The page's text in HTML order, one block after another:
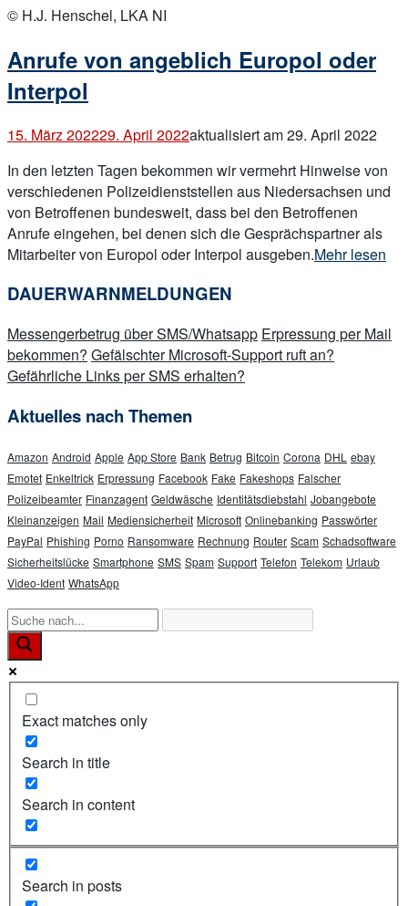
post
© H.J. Henschel, LKA NI
Anrufe von angeblich Europol oder
Interpol
15. März 202229. April 2022aktualisiert am 29. April 2022
In den letzten Tagen bekommen wir vermehrt Hinweise von
verschiedenen Polizeidienststellen aus Niedersachsen und
von Betroffenen bundesweit, dass bei den Betroffenen
Anrufe eingehen, bei denen sich die Gesprächspartner als
Mitarbeiter von Europol oder Interpol ausgeben.„Anrufe
oder
Interpol“
Mehr lesen
DAUERWARNMELDUNGEN
Messengerbetrug über SMS/Whatsapp Erpressung per Mail
bekommen? Gefälschter Microsoft-Support ruft an?
Gefährliche Links per SMS erhalten?
Aktuelles nach Themen
Amazon Android Apple App Store Bank Betrug Bitcoin Corona DHL ebay
Emotet Enkeltrick Erpressung Facebook Fake Fakeshops Falscher
Polizeibeamter Finanzagent Geldwäsche Identitätsdiebstahl Jobangebote
Kleinanzeigen Mail Mediensicherheit Microsoft Onlinebanking Passwörter
PayPal Phishing Porno Ransomware Rechnung Router Scam Schadsoftware
Sicherheitslücke Smartphone SMS Spam Support Telefon Telekom Urlaub
Video-Ident WhatsApp
Exact matches only
Search in title
Search in content
Search in posts